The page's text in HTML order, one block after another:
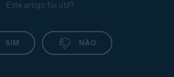
Este artigo foi útil?
SIM NÃO